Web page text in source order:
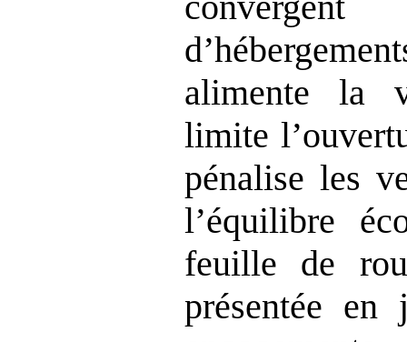
alimente la
limite
pénalise les
l’équilibre
feuille de
présentée